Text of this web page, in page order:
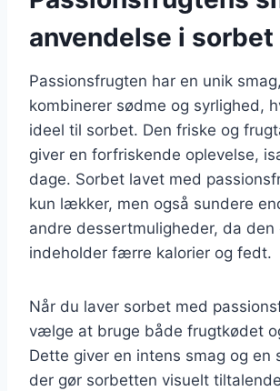
anvendelse i sorbet
Passionsfrugten har en unik
kombinerer sødme og syrlighed,
ideel til sorbet. Den friske og
giver en forfriskende oplevelse,
dage. Sorbet lavet med
kun lækker, men også sundere
andre dessertmuligheder, da den
indeholder færre kalorier og fedt.
Når du laver sorbet med
vælge at bruge både frugtkødet
Dette giver en intens smag og en
der gør sorbetten visuelt